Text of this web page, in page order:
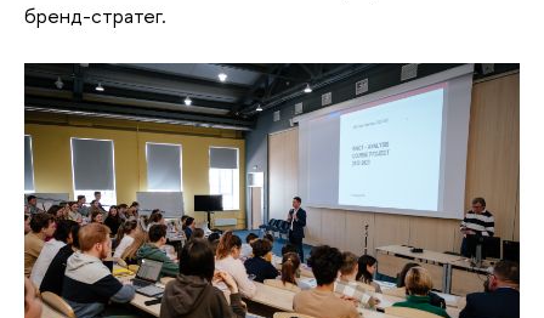
бренд-стратег.